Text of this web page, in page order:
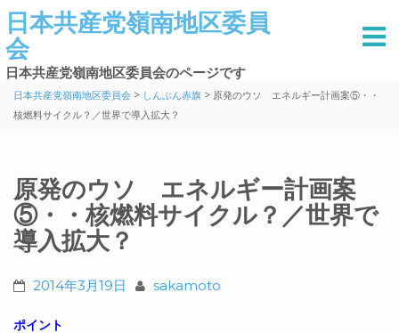
日本共産党嶺南地区委員
会
日本共産党嶺南地区委員会のページです
日本共産党嶺南地区委員会 > しんぶん赤旗 > 原発のウソ エネルギー計画案⑤・・
核燃料サイクル？／世界で導入拡大？
原発のウソ エネルギー計画案
⑤・・核燃料サイクル？／世界で
導入拡大？
2014年3月19日 sakamoto
ポイント